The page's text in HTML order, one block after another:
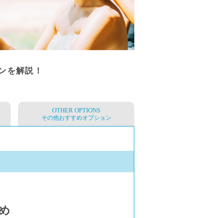
を解説！
OTHER OPTIONS
その他おすすめオプション